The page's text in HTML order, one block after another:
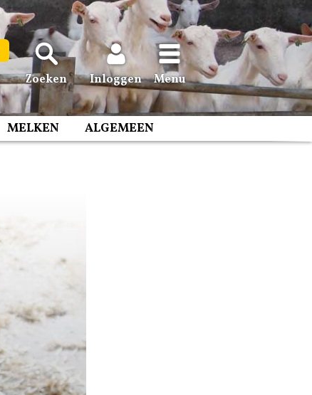
Zoeken Inloggen Menu
MELKEN ALGEMEEN